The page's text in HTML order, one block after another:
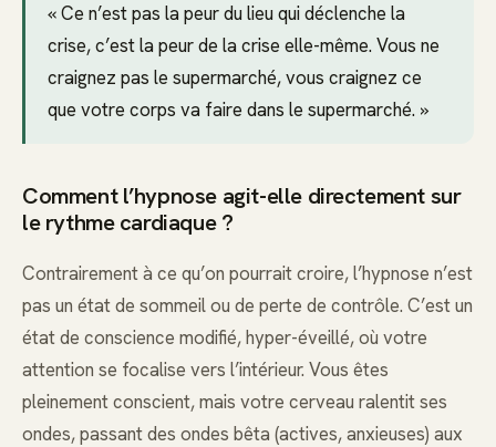
« Ce n’est pas la peur du lieu qui déclenche la
crise, c’est la peur de la crise elle-même. Vous ne
craignez pas le supermarché, vous craignez ce
que votre corps va faire dans le supermarché. »
Comment l’hypnose agit-elle directement sur
le rythme cardiaque ?
Contrairement à ce qu’on pourrait croire, l’hypnose n’est
pas un état de sommeil ou de perte de contrôle. C’est un
état de conscience modifié, hyper-éveillé, où votre
attention se focalise vers l’intérieur. Vous êtes
pleinement conscient, mais votre cerveau ralentit ses
ondes, passant des ondes bêta (actives, anxieuses) aux